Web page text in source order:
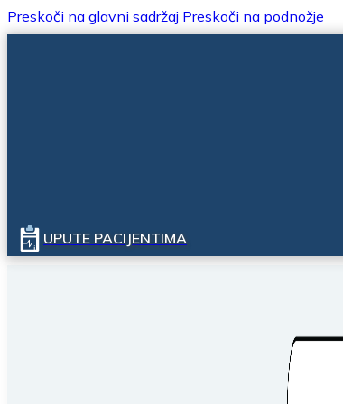
Preskoči na glavni sadržaj Preskoči na podnožje
UPUTE PACIJENTIMA